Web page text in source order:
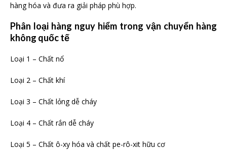
hàng hóa và đưa ra giải pháp phù hợp.
Phân loại hàng nguy hiểm trong vận chuyển hàng
không quốc tế
Loại 1 – Chất nổ
Loại 2 – Chất khí
Loại 3 – Chất lỏng dễ cháy
Loại 4 – Chất rắn dễ cháy
Loại 5 – Chất ô-xy hóa và chất pe-rô-xit hữu cơ